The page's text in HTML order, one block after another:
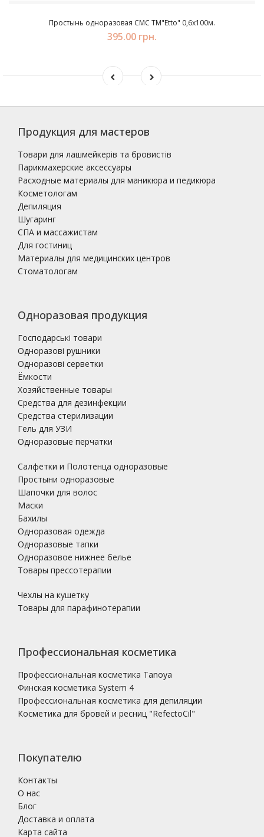
Простынь одноразовая СМС TM"Etto" 0,6х100м.
395.00 грн.
Продукция для мастеров
Товари для лашмейкерів та бровистів
Парикмахерские аксессуары
Расходные материалы для маникюра и педикюра
Косметологам
Депиляция
Шугаринг
СПА и массажистам
Для гостиниц
Материалы для медицинских центров
Стоматологам
Одноразовая продукция
Господарські товари
Одноразові рушники
Одноразові серветки
Ёмкости
Хозяйственные товары
Средства для дезинфекции
Средства стерилизации
Гель для УЗИ
Одноразовые перчатки
Салфетки и Полотенца одноразовые
Простыни одноразовые
Шапочки для волос
Маски
Бахилы
Одноразовая одежда
Одноразовые тапки
Одноразовое нижнее белье
Товары прессотерапии
Чехлы на кушетку
Товары для парафинотерапии
Профессиональная косметика
Профессиональная косметика Tanoya
Финская косметика System 4
Профессиональная косметика для депиляции
Косметика для бровей и ресниц "RefectoCil"
Покупателю
Контакты
О нас
Блог
Доставка и оплата
Карта сайта